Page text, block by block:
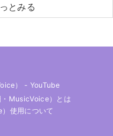
とみる
） - YouTube
MusicVoice）とは
使用について